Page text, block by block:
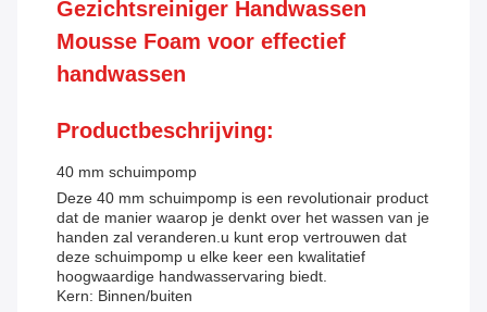
Gezichtsreiniger Handwassen
Mousse Foam voor effectief
handwassen
Productbeschrijving:
40 mm schuimpomp
Deze 40 mm schuimpomp is een revolutionair product
dat de manier waarop je denkt over het wassen van je
handen zal veranderen.u kunt erop vertrouwen dat
deze schuimpomp u elke keer een kwalitatief
hoogwaardige handwasservaring biedt.
Kern: Binnen/buiten